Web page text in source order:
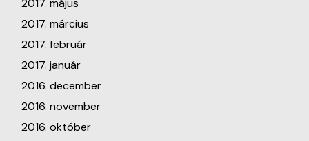
2017. május
2017. március
2017. február
2017. január
2016. december
2016. november
2016. október